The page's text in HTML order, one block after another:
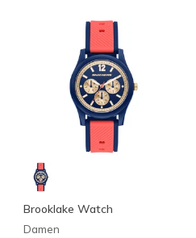
Brooklake Watch
Damen